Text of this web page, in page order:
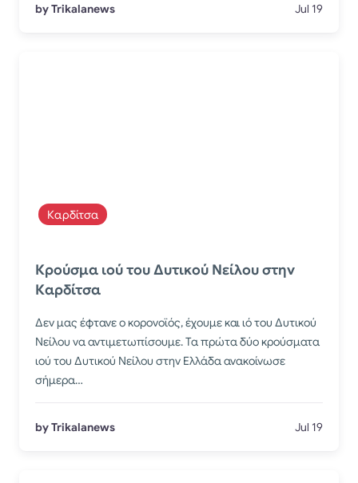
by Trikalanews Jul 19
Καρδίτσα
Κρούσμα ιού του Δυτικού Νείλου στην
Καρδίτσα
Δεν μας έφτανε ο κορονοϊός, έχουμε και ιό του Δυτικού
Νείλου να αντιμετωπίσουμε. Τα πρώτα δύο κρούσματα
ιού του Δυτικού Νείλου στην Ελλάδα ανακοίνωσε
σήμερα…
by Trikalanews Jul 19